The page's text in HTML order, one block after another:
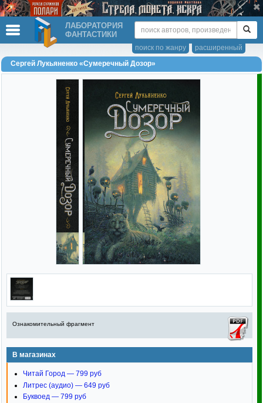
ЛАБОРАТОРИЯ
ФАНТАСТИКИ
расширенный
поиск по жанру
Сергей Лукьяненко «Сумеречный Дозор»
Ознакомительный фрагмент
В магазинах
Читай Город — 799 руб
Литрес (аудио) — 649 руб
Буквоед — 799 руб